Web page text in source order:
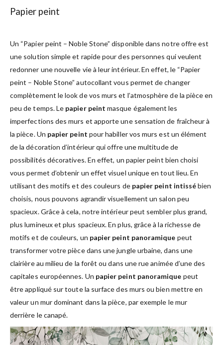
Papier peint
Un “Papier peint – Noble Stone” disponible dans notre offre est
une solution simple et rapide pour des personnes qui veulent
redonner une nouvelle vie à leur intérieur. En effet, le “Papier
peint – Noble Stone” autocollant vous permet de changer
complètement le look de vos murs et l’atmosphère de la pièce en
peu de temps. Le papier peint masque également les
imperfections des murs et apporte une sensation de fraîcheur à
la pièce. Un papier peint pour habiller vos murs est un élément
de la décoration d’intérieur qui offre une multitude de
possibilités décoratives. En effet, un papier peint bien choisi
vous permet d’obtenir un effet visuel unique en tout lieu. En
utilisant des motifs et des couleurs de papier peint intissébien
choisis, nous pouvons agrandir visuellement un salon peu
spacieux. Grâce à cela, notre intérieur peut sembler plus grand,
plus lumineux et plus spacieux. En plus, grâce à la richesse de
motifs et de couleurs, un papier peint panoramique peut
transformer votre pièce dans une jungle urbaine, dans une
clairière au milieu de la forêt ou dans une rue animée d’une des
capitales européennes. Un papier peint panoramique peut
être appliqué sur toute la surface des murs ou bien mettre en
valeur un mur dominant dans la pièce, par exemple le mur
derrière le canapé.